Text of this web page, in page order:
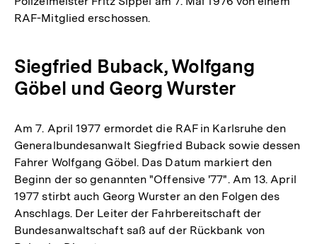
RAF-Mitglied erschossen.
Siegfried Buback, Wolfgang
Göbel und Georg Wurster
Am 7. April 1977 ermordet die RAF in Karlsruhe den
Generalbundesanwalt Siegfried Buback sowie dessen
Fahrer Wolfgang Göbel. Das Datum markiert den
Beginn der so genannten "Offensive '77". Am 13. April
1977 stirbt auch Georg Wurster an den Folgen des
Anschlags. Der Leiter der Fahrbereitschaft der
Bundesanwaltschaft saß auf der Rückbank von